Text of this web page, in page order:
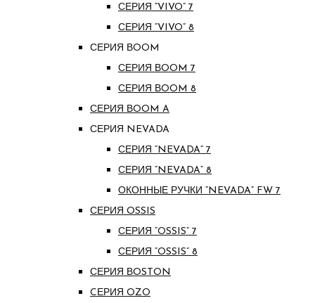
СЕРИЯ “VIVO” 7
СЕРИЯ “VIVO” 8
СЕРИЯ ВOOM
СЕРИЯ ВOOM 7
СЕРИЯ ВOOM 8
СЕРИЯ ВOOM A
СЕРИЯ NEVADA
СЕРИЯ “NEVADA” 7
СЕРИЯ “NEVADA” 8
ОКОННЫЕ РУЧКИ “NEVADA” FW 7
СЕРИЯ OSSIS
СЕРИЯ “OSSIS” 7
СЕРИЯ “OSSIS” 8
СЕРИЯ ВOSTON
CЕРИЯ OZO